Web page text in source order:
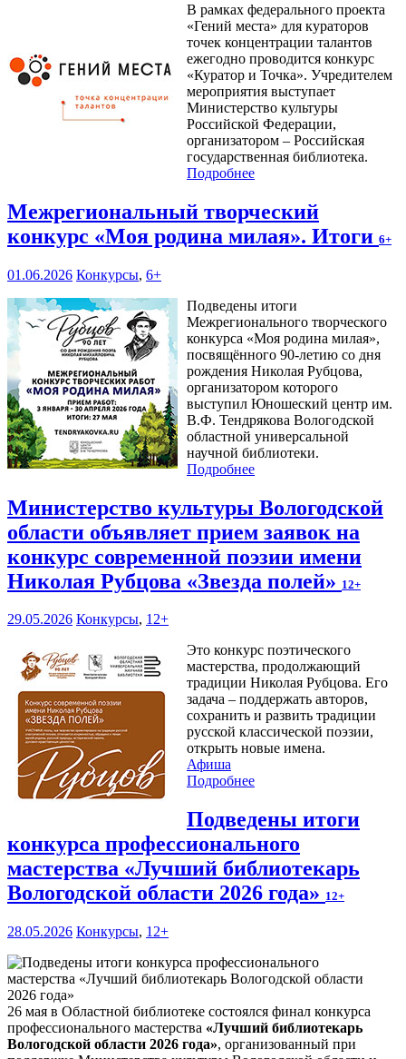
В рамках федерального проекта
«Гений места» для кураторов
точек концентрации талантов
ежегодно проводится конкурс
«Куратор и Точка». Учредителем
мероприятия выступает
Министерство культуры
Российской Федерации,
организатором – Российская
государственная библиотека.
Подробнее
Межрегиональный творческий
конкурс «Моя родина милая». Итоги 6+
01.06.2026 Конкурсы, 6+
Подведены итоги
Межрегионального творческого
конкурса «Моя родина милая»,
посвящённого 90-летию со дня
рождения Николая Рубцова,
организатором которого
выступил Юношеский центр им.
В.Ф. Тендрякова Вологодской
областной универсальной
научной библиотеки.
Подробнее
Министерство культуры Вологодской
области объявляет прием заявок на
конкурс современной поэзии имени
Николая Рубцова «Звезда полей» 12+
29.05.2026 Конкурсы, 12+
Это конкурс поэтического
мастерства, продолжающий
традиции Николая Рубцова. Его
задача – поддержать авторов,
сохранить и развить традиции
русской классической поэзии,
открыть новые имена.
Афиша
Подробнее
Подведены итоги
конкурса профессионального
мастерства «Лучший библиотекарь
Вологодской области 2026 года» 12+
28.05.2026 Конкурсы, 12+
26 мая в Областной библиотеке состоялся финал конкурса
профессионального мастерства «Лучший библиотекарь
Вологодской области 2026 года», организованный при